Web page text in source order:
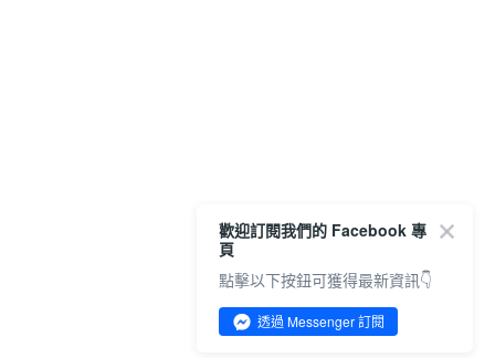
歡迎訂閱我們的 Facebook 專
頁
點擊以下按鈕可獲得最新資訊👇
透過 Messenger 訂閱